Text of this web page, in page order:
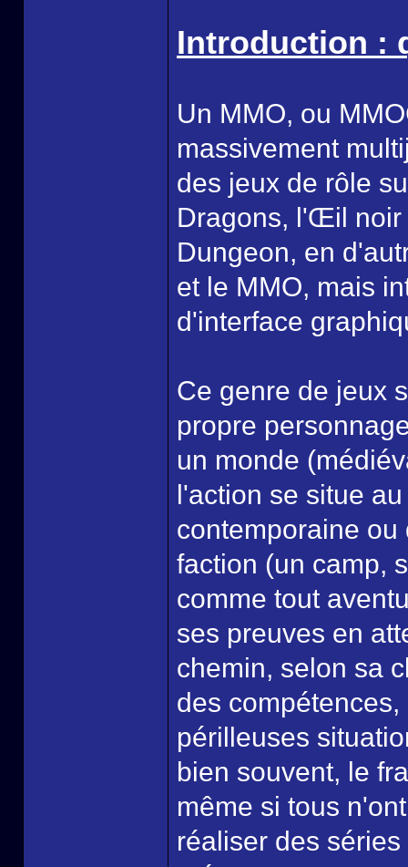
Introduction :
Un MMO, ou
massivement
des jeux de rôle
Dragons, l'Œil noir
Dungeon, en
et le MMO, mais
d'interface
Ce genre de jeux
propre
un monde
l'action se situe
contemporaine ou
faction (un camp,
comme tout
ses preuves en
chemin, selon sa
des
périlleuses
bien souvent, le
même si tous
réaliser des